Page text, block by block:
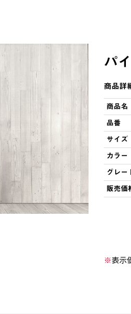
パ
商品詳
商品名
品番
サイズ
カラー
グレー
販売価
※表示